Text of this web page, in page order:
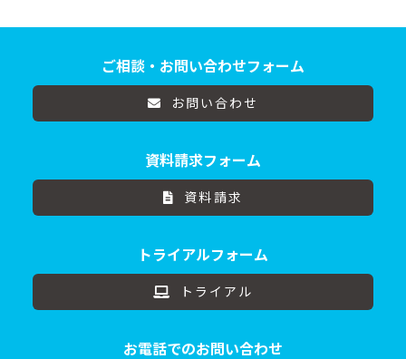
ご相談・お問い合わせフォーム
お問い合わせ
資料請求フォーム
資料請求
トライアルフォーム
トライアル
お電話でのお問い合わせ